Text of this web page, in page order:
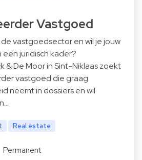
Vastgoed
vastgoedsector en wil je jouw
juridisch kader?
& De Moor in Sint-Niklaas zoekt
vastgoed die graag
neemt in dossiers en wil
Real estate
Permanent